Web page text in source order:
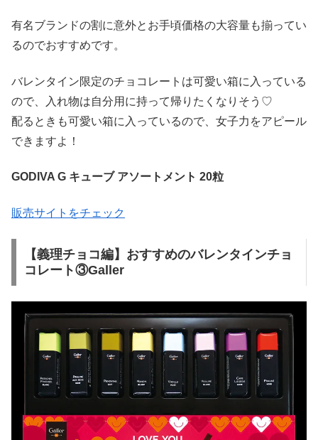
有名ブランドの割に意外とお手頃価格の大容量も揃ってい
るのでおすすめです。
バレンタイン限定のチョコレートは可愛い箱に入っている
ので、入れ物は自分用に持って帰りたくなりそう♡
配るときも可愛い箱に入っているので、女子力をアピール
できますよ！
GODIVA G キューブ アソートメント 20粒
販売サイトをチェック
【義理チョコ編】おすすめのバレンタインチョ
コレート③Galler